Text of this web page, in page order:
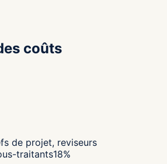
coûts
de projet, reviseurs
traitants18%